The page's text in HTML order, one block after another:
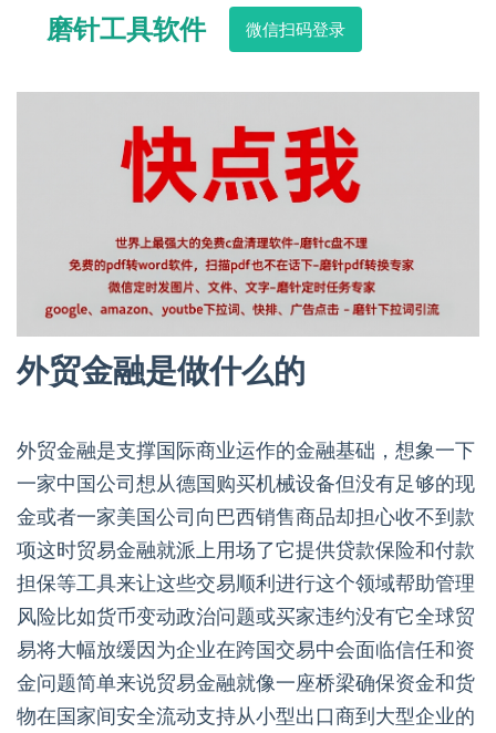
磨针工具软件 微信扫码登录
外贸金融是做什么的
外贸金融是支撑国际商业运作的金融基础，想象一下
一家中国公司想从德国购买机械设备但没有足够的现
金或者一家美国公司向巴西销售商品却担心收不到款
项这时贸易金融就派上用场了它提供贷款保险和付款
担保等工具来让这些交易顺利进行这个领域帮助管理
风险比如货币变动政治问题或买家违约没有它全球贸
易将大幅放缓因为企业在跨国交易中会面临信任和资
金问题简单来说贸易金融就像一座桥梁确保资金和货
物在国家间安全流动支持从小型出口商到大型企业的